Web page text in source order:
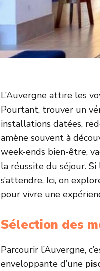
L’Auvergne attire les
Pourtant, trouver un
installations datées,
amène souvent à
week-ends bien-être,
la réussite du séjour. Si
s’attendre. Ici, on
pour vivre une
Sélection des
Parcourir l’Auvergne,
enveloppante d’une